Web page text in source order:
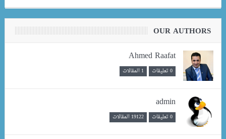
OUR AUTHORS
Ahmed Raafat
0 تعليقات 1 المقالات
admin
0 تعليقات 19122 المقالات